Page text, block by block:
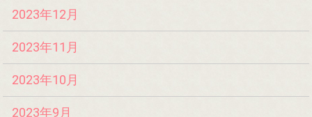
2023年12月
2023年11月
2023年10月
2023年9月